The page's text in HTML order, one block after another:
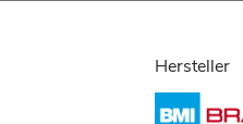
Hersteller